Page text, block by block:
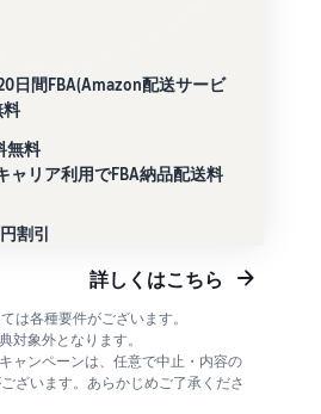
日間FBA(Amazon配送サービ
料
無料
ャリア利用でFBA納品配送料
割引
詳しくはこちら
は各種要件がございます。
対象外となります。
ャンペーンは、任意で中止・内容の
ざいます。あらかじめご了承くださ